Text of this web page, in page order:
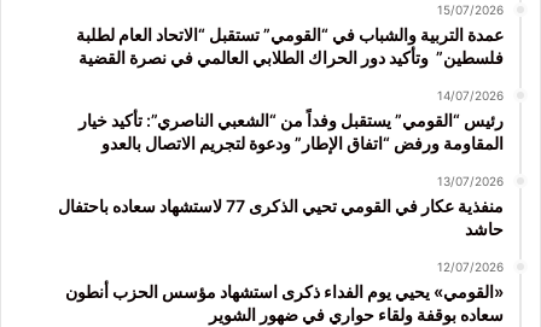
15/07/2026
عمدة التربية والشباب في “القومي” تستقبل “الاتحاد العام لطلبة
فلسطين” وتأكيد دور الحراك الطلابي العالمي في نصرة القضية
14/07/2026
رئيس “القومي” يستقبل وفداً من “الشعبي الناصري”: تأكيد خيار
المقاومة ورفض “اتفاق الإطار” ودعوة لتجريم الاتصال بالعدو
13/07/2026
منفذية عكار في القومي تحيي الذكرى 77 لاستشهاد سعاده باحتفال
حاشد
12/07/2026
«القومي» يحيي يوم الفداء ذكرى استشهاد مؤسس الحزب أنطون
سعاده بوقفة ولقاء حواري في ضهور الشوير